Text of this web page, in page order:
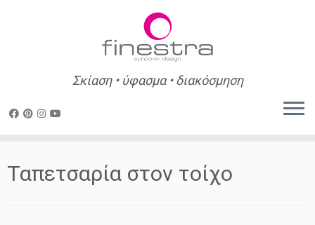
to
content
Σκίαση • ύφασμα • διακόσμηση
Ταπετσαρία στον τοίχο